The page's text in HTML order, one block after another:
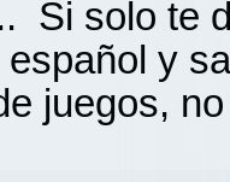
Si solo te
y
juegos,